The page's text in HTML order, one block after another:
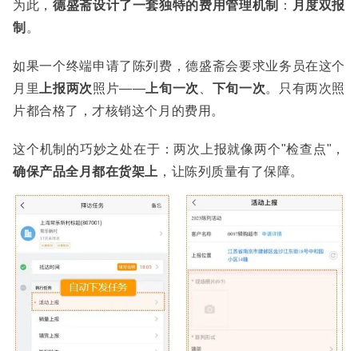
为此， 德盛斋设计了一套独特的费用管理机制 ： 月度双报
制 。
如果一个终端申请了陈列费，德盛斋会要求业务员在这个
月里上报两次照片——上旬一次 、 下旬一次。只有两次照
片都合格了，才核销这个月的费用。
这个机制的巧妙之处在于：两次上报就像两个"检查点"，
确保产品全月都在货架上 ，让陈列质量有了保障。